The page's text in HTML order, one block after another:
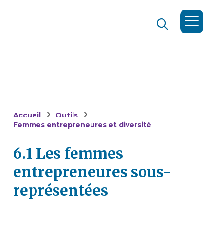
Accueil
Outils
Femmes entrepreneures et diversité
6.1 Les femmes
entrepreneures sous-
représentées